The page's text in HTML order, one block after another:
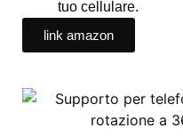
tuo cellulare.
link amazon